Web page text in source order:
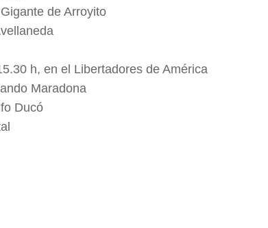
de Arroyito
h, en el Libertadores de América
Maradona
Ducó